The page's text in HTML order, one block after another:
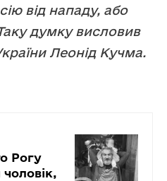
від нападу, або
думку висловив
Леонід Кучма.
Рогу